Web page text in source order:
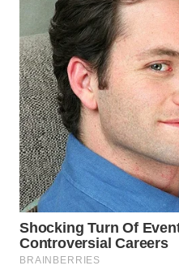
WN
SOLO
WN
BOROBUDUR
WN
MADURA
WN
SURABAYA
WN